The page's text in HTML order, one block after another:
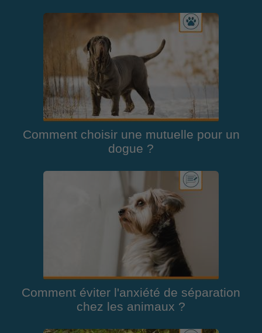
Comment choisir une mutuelle pour un
dogue ?
Comment éviter l'anxiété de séparation
chez les animaux ?